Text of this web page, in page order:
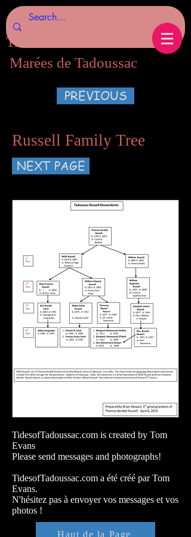
Tides of Tadoussac.com
Marées de Tadoussac
PREVIOUS
Russell Family Tree
NEXT PAGE
TidesofTadoussac.com is created by Tom
Evans
Please send messages and photographs!
TidesofTadoussac.com a été créé par Tom
Evans.
N'hésitez pas à envoyer vos messages et vos
photos !
Haut de la Page